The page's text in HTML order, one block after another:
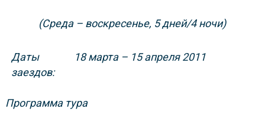
(Среда – воскресенье, 5 дней/4 ночи)
Даты
заездов:
18 марта – 15 апреля 2011
Программа тура